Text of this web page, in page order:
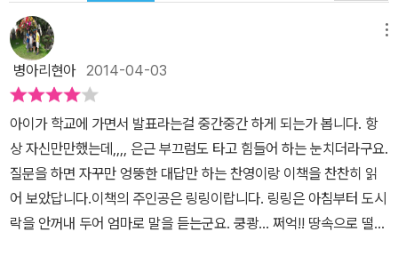
병아리현아2014-04-03
아이가 학교에 가면서 발표라는걸 중간중간 하게 되는가 봅니다. 항
상 자신만만했는데,,,, 은근 부끄럼도 타고 힘들어 하는 눈치더라구요.
질문을 하면 자꾸만 엉뚱한 대답만 하는 찬영이랑 이책을 찬찬히 읽
어 보았답니다.이책의 주인공은 링링이랍니다. 링링은 아침부터 도시
락을 안꺼내 두어 엄마로 말을 듣는군요. 쿵쾅... 쩌억!! 땅속으로 떨어